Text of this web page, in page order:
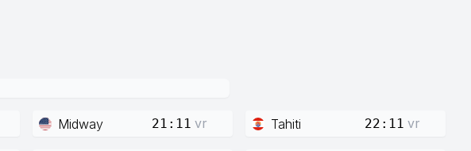
Midway 21:11 vr Tahiti 22:11 vr